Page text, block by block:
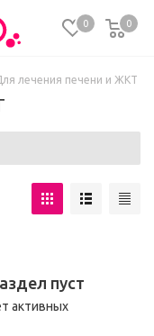
0 0
лечения печени и ЖКТ
пуст
активных